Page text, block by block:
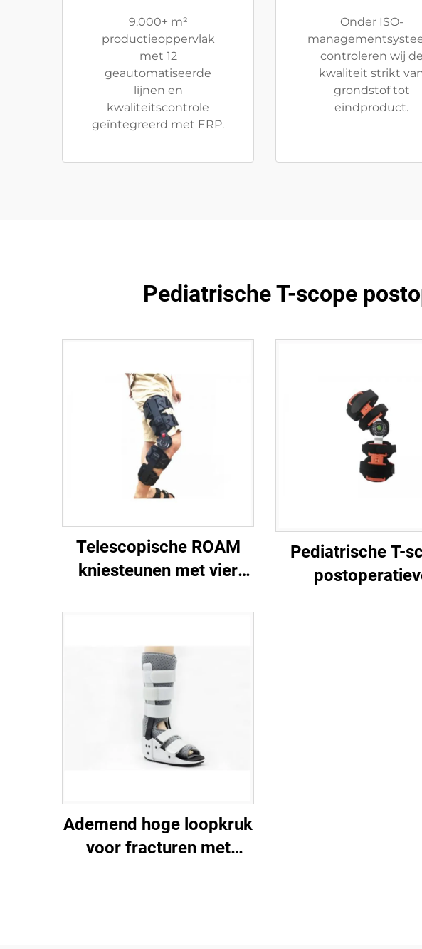
9.000+ m²
productieoppervlak
met 12
geautomatiseerde
lijnen en
kwaliteitscontrole
geïntegreerd met ERP.
Onder ISO-
controleren wij de
kwaliteit strikt
grondstof tot
eindproduct.
Pediatrische T-scope
Telescopische ROAM
kniesteunen met vier
aangepaste
fabrikant
Pediatrische T-
Ademend hoge loopkruk
voor fracturen met